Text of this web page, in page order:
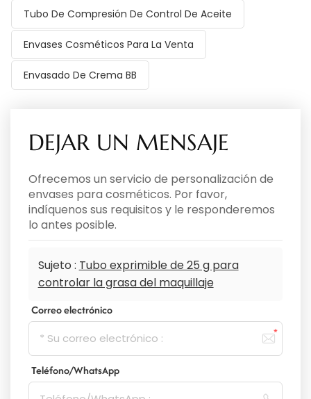
Tubo De Compresión De Control De Aceite
Envases Cosméticos Para La Venta
Envasado De Crema BB
DEJAR UN MENSAJE
Ofrecemos un servicio de personalización de
envases para cosméticos. Por favor,
indíquenos sus requisitos y le responderemos
lo antes posible.
Sujeto : Tubo exprimible de 25 g para
controlar la grasa del maquillaje
Correo electrónico
Teléfono/WhatsApp